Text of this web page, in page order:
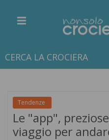
CERCA LA CROCIERA
Tendenze
Le "app",
viaggio per